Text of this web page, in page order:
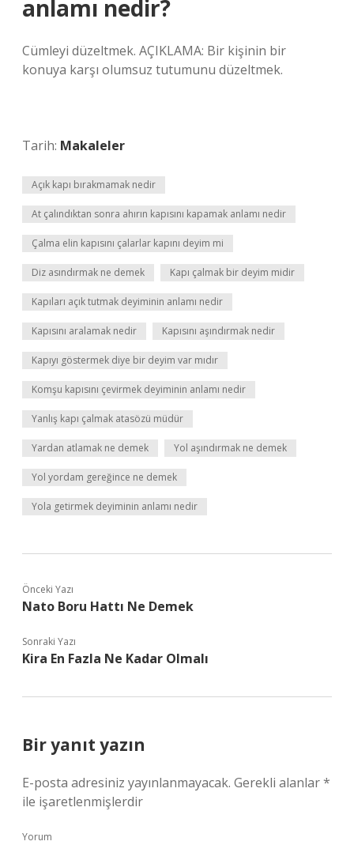
anlamı nedir?
Cümleyi düzeltmek. AÇIKLAMA: Bir kişinin bir
konuya karşı olumsuz tutumunu düzeltmek.
Tarih: Makaleler
Açık kapı bırakmamak nedir
At çalındıktan sonra ahırın kapısını kapamak anlamı nedir
Çalma elin kapısını çalarlar kapını deyim mi
Diz asındırmak ne demek Kapı çalmak bir deyim midir
Kapıları açık tutmak deyiminin anlamı nedir
Kapısını aralamak nedir Kapısını aşındırmak nedir
Kapıyı göstermek diye bir deyim var mıdır
Komşu kapısını çevirmek deyiminin anlamı nedir
Yanlış kapı çalmak atasözü müdür
Yardan atlamak ne demek Yol aşındırmak ne demek
Yol yordam gereğince ne demek
Yola getirmek deyiminin anlamı nedir
Önceki Yazı
Nato Boru Hattı Ne Demek
Sonraki Yazı
Kira En Fazla Ne Kadar Olmalı
Bir yanıt yazın
E-posta adresiniz yayınlanmayacak. Gerekli alanlar*
ile işaretlenmişlerdir
Yorum